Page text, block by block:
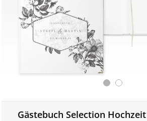
Gästebuch Selection